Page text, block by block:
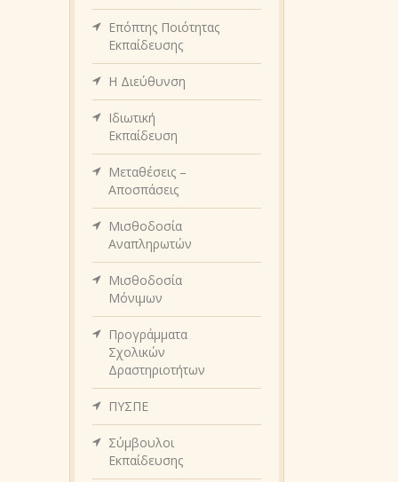
Επόπτης Ποιότητας
Εκπαίδευσης
Η Διεύθυνση
Ιδιωτική
Εκπαίδευση
Μεταθέσεις –
Αποσπάσεις
Μισθοδοσία
Αναπληρωτών
Μισθοδοσία
Μόνιμων
Προγράμματα
Σχολικών
Δραστηριοτήτων
ΠΥΣΠΕ
Σύμβουλοι
Εκπαίδευσης